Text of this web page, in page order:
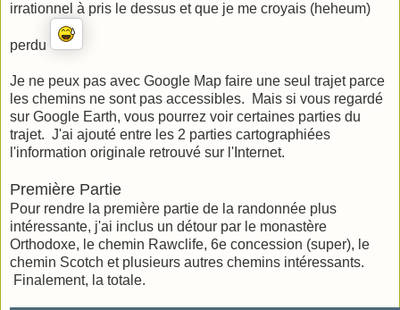
irrationnel à pris le dessus et que je me croyais (heheum)
perdu
Je ne peux pas avec Google Map faire une seul trajet parce
les chemins ne sont pas accessibles. Mais si vous regardé
sur Google Earth, vous pourrez voir certaines parties du
trajet. J'ai ajouté entre les 2 parties cartographiées
l'information originale retrouvé sur l'Internet.
Première Partie
Pour rendre la première partie de la randonnée plus
intéressante, j'ai inclus un détour par le monastère
Orthodoxe, le chemin Rawclife, 6e concession (super), le
chemin Scotch et plusieurs autres chemins intéressants.
Finalement, la totale.